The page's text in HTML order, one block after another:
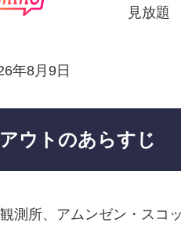
見放題
年8月9日
ウトのあらすじ
測所、アムンゼン・スコ